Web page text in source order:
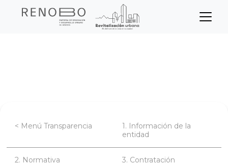
Sitio Web Empresa de
Transparencia
< Menú Transparencia
1. Información de la
entidad
2. Normativa 3. Contratación